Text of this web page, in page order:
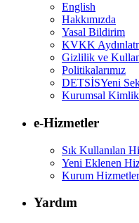
English
Hakkımızda
Yasal Bildirim
KVKK
Gizlilik ve
Politikalarımız
DETSİSYeni
Kurumsal Kimlik
e-Hizmetler
Sık Kullanılan
Yeni Eklenen
Kurum
Yardım